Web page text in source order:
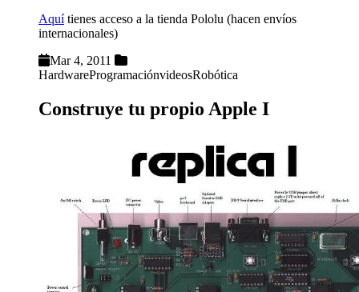
Aquítienes acceso a la tienda Pololu (hacen envíos
internacionales)
Mar 4, 2011
HardwareProgramaciónvideosRobótica
Construye tu propio Apple I